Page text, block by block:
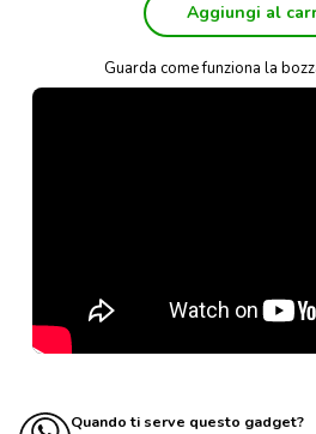
Aggiungi al
Guarda come funziona la
Quando ti serve questo gadget?